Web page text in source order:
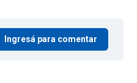
Ingresá para comentar